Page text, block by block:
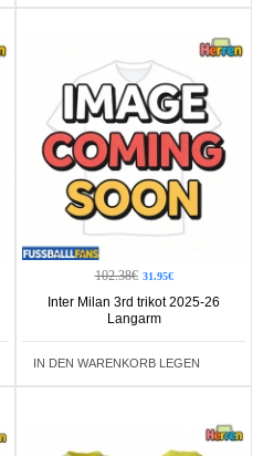
102.38€ 31.95€
Inter Milan 3rd trikot 2025-26
Langarm
IN DEN WARENKORB LEGEN